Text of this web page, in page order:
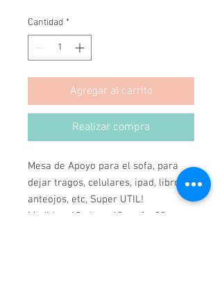
Cantidad *
Agregar al carrito
Realizar compra
Mesa de Apoyo para el sofa, para
dejar tragos, celulares, ipad, libros
anteojos, etc, Super UTIL!
Medidas: 60 alto x 43 prof x 20